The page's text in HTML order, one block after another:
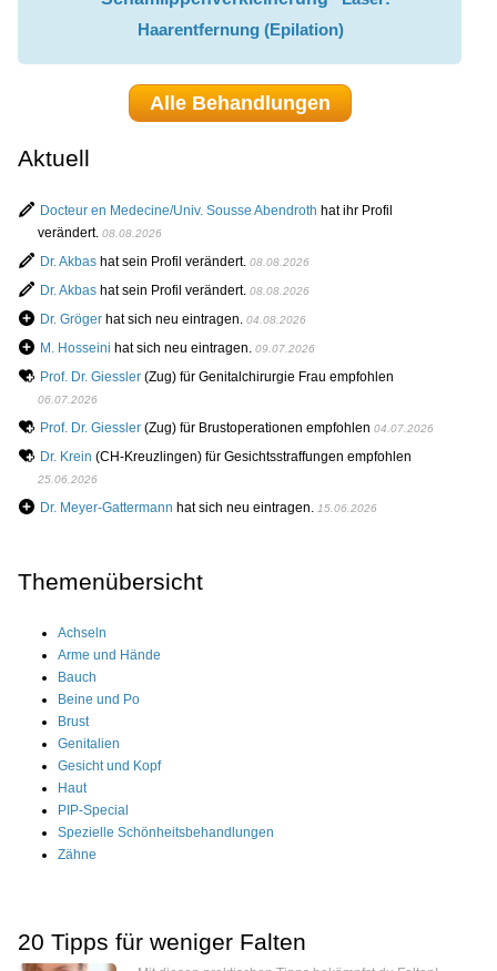
Haarentfernung (Epilation)
Alle Behandlungen
Aktuell
Docteur en Medecine/Univ. Sousse Abendroth hat ihr Profil
verändert. 08.08.2026
Dr. Akbashat sein Profil verändert. 08.08.2026
Dr. Akbashat sein Profil verändert. 08.08.2026
Dr. Grögerhat sich neu eintragen. 04.08.2026
M. Hosseini hat sich neu eintragen. 09.07.2026
Prof. Dr. Giessler(Zug) für Genitalchirurgie Frau empfohlen
06.07.2026
Prof. Dr. Giessler(Zug) für Brustoperationen empfohlen 04.07.2026
Dr. Krein (CH-Kreuzlingen) für Gesichtsstraffungen empfohlen
25.06.2026
Dr. Meyer-Gattermann hat sich neu eintragen. 15.06.2026
Themenübersicht
Achseln
Arme und Hände
Bauch
Beine und Po
Brust
Genitalien
Gesicht und Kopf
Haut
PIP-Special
Spezielle Schönheitsbehandlungen
Zähne
20 Tipps für weniger Falten